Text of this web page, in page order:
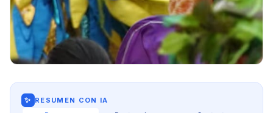
✨ RESUMEN CON IA